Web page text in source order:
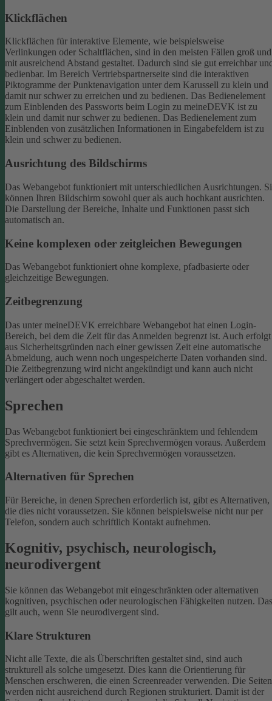
Klickflächen
Klickflächen für interaktive Elemente, wie beispielsweise
Verlinkungen oder Schaltflächen, sind in den meisten Fällen groß und
mit ausreichend Abstand gestaltet. Dadurch sind sie gut erreichbar
bedienbar. Im Bereich Vertriebspartnerseite sind die interaktiven
Piktogramme der Punktenavigation unter dem Karussell zu klein und
damit nur schwer zu erreichen und zu bedienen. Das Bedienelement
zum Einblenden des Passworts beim Login zu meineDEVK ist zu
klein und damit nur schwer zu bedienen. Das Bedienelement zum
Einblenden von zusätzlichen Informationen in Eingabefeldern ist zu
klein und schwer zu bedienen.
Ausrichtung des Bildschirms
Das Webangebot funktioniert mit unterschiedlichen Ausrichtungen.
können Ihren Bildschirm sowohl quer als auch hochkant ausrichten.
Die Darstellung der Bereiche, Inhalte und Funktionen passt sich
automatisch an.
Keine komplexen oder zeitgleichen Bewegungen
Das Webangebot funktioniert ohne komplexe, pfadbasierte oder
gleichzeitige Bewegungen.
Zeitbegrenzung
Das unter meineDEVK erreichbare Webangebot hat einen Login-
Bereich, bei dem die Zeit für das Anmelden begrenzt ist. Auch erfolgt
aus Sicherheitsgründen nach einer gewissen Zeit eine automatische
Abmeldung, auch wenn noch ungespeicherte Daten vorhanden sind.
Die Zeitbegrenzung wird nicht angekündigt und kann auch nicht
verlängert oder abgeschaltet werden.
Sprechen
Das Webangebot funktioniert bei eingeschränktem und fehlendem
Sprechvermögen. Sie setzt kein Sprechvermögen voraus. Außerdem
gibt es Alternativen, die kein Sprechvermögen voraussetzen.
Alternativen für Sprechen
Für Bereiche, in denen Sprechen erforderlich ist, gibt es Alternativen,
die dies nicht voraussetzen. Sie können beispielsweise nicht nur per
Telefon, sondern auch schriftlich Kontakt aufnehmen.
Kognitiv, psychisch, neurologisch,
neurodivergent
Sie können das Webangebot mit eingeschränkten oder alternativen
kognitiven, psychischen oder neurologischen Fähigkeiten nutzen. Das
gilt auch, wenn Sie neurodivergent sind.
Klare Strukturen
Nicht alle Texte, die als Überschriften gestaltet sind, sind auch
strukturell als solche umgesetzt. Dies kann die Orientierung für
Menschen erschweren, die einen Screenreader verwenden. Die Seiten
werden nicht ausreichend durch Regionen strukturiert. Damit ist der